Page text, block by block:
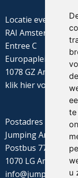
te
u
Locatie evenement
RAI Amsterdam
Entree C
Europaplein 22
1078 GZ Amsterdam
klik hiervoor de
Postadres
Jumping
Postbus 77655
1070 LG